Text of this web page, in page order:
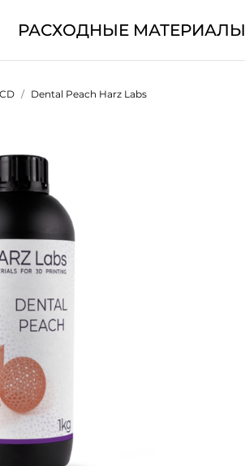
РАСХОДНЫЕ МАТЕРИАЛЫ
Dental Peach Harz Labs